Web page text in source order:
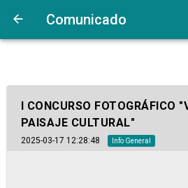
Comunicado
I CONCURSO FOTOGRÁFICO
PAISAJE CULTURAL"
2025-03-17 12:28:48 Info General